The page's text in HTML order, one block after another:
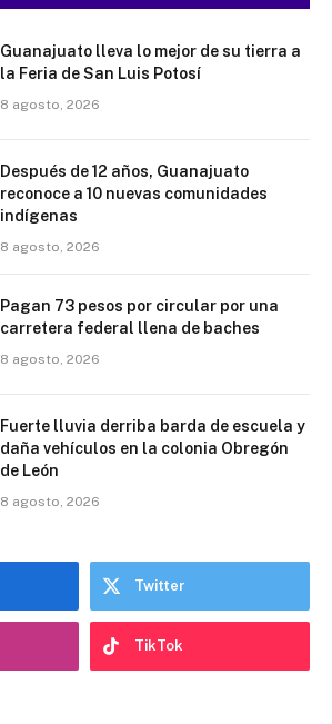
Guanajuato lleva lo mejor de su tierra a
la Feria de San Luis Potosí
8 agosto, 2026
Después de 12 años, Guanajuato
reconoce a 10 nuevas comunidades
indígenas
8 agosto, 2026
Pagan 73 pesos por circular por una
carretera federal llena de baches
8 agosto, 2026
Fuerte lluvia derriba barda de escuela y
daña vehículos en la colonia Obregón
de León
8 agosto, 2026
Twitter
TikTok